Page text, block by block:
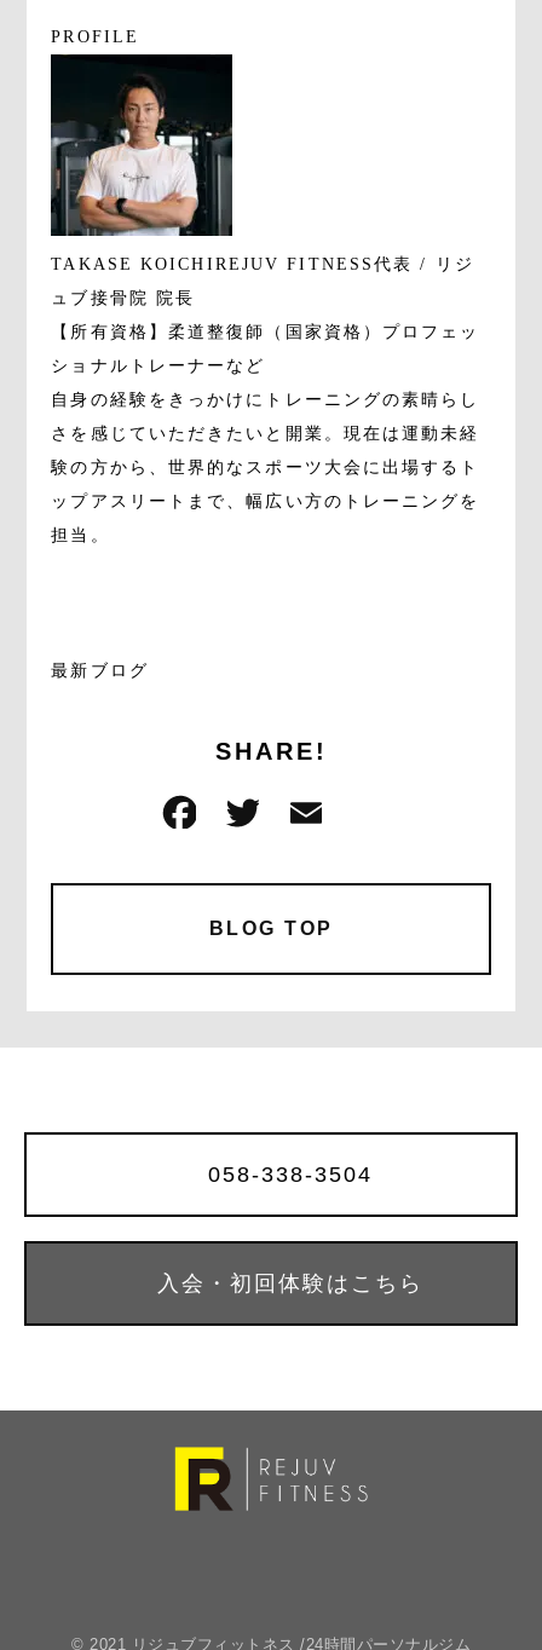
PROFILE
TAKASE KOICHI REJUV FITNESS代表 / リジ
ュブ接骨院 院長
【所有資格】柔道整復師（国家資格）プロフェッ
ショナルトレーナーなど
自身の経験をきっかけにトレーニングの素晴らし
さを感じていただきたいと開業。現在は運動未経
験の方から、世界的なスポーツ大会に出場するト
ップアスリートまで、幅広い方のトレーニングを
担当。
最新ブログ
SHARE!
F
c
e
b
o
o
T
it
te
r
ai
BLOG TOP
058-338-3504
入会・初回体験はこちら
© 2021 リジュブフィットネス /24時間パーソナルジム